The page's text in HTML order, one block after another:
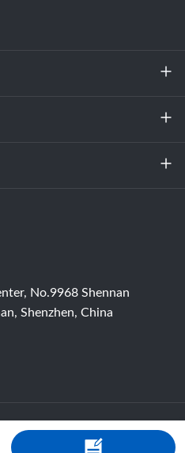
No.9968 Shennan
Shenzhen, China
iones de litio | Fábrica y empresa de
de Shopastro política de